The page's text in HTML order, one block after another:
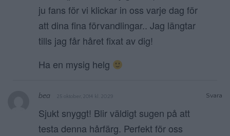
ju fans för vi klickar in oss varje dag för
att dina fina förvandlingar.. Jag längtar
tills jag får håret fixat av dig!
Ha en mysig helg
Svara
bea 25 oktober, 2014 kl. 20:29
Sjukt snyggt! Blir väldigt sugen på att
testa denna hårfärg. Perfekt för oss